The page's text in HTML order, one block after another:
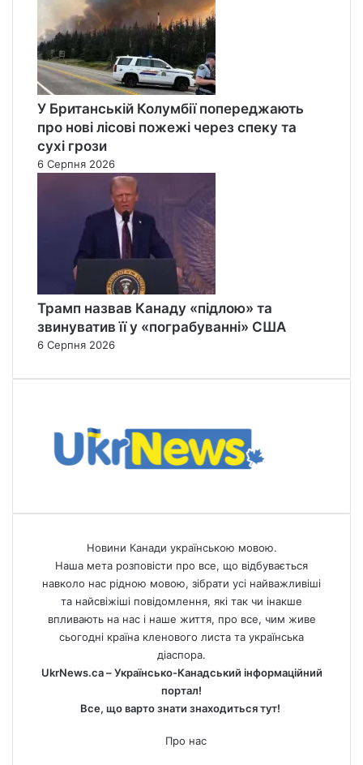
У Британській Колумбії попереджають
про нові лісові пожежі через спеку та
сухі грози
6 Серпня 2026
Трамп назвав Канаду «підлою» та
звинуватив її у «пограбуванні» США
6 Серпня 2026
Новини Канади українською мовою.
Наша мета розповісти про все, що відбувається
навколо нас рідною мовою, зібрати усі найважливіші
та найсвіжіші повідомлення, які так чи інакше
впливають на нас і наше життя, про все, чим живе
сьогодні країна кленового листа та українська
діаспора.
UkrNews.ca – Українсько-Канадський інформаційний
портал!
Все, що варто знати знаходиться тут!
Про нас